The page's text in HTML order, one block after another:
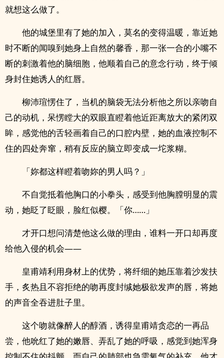
就想这么做了。
他的城堡里有了她的加入，莫名的变得温暖，靠近她
时不断的闻嗅到她身上自然的馨香，那一张一合的小嘴不
断的刺激着他的脑细胞，他顺着自己的意念行动，终于倾
身封住她诱人的红唇。
柳沛瑄愣住了，当机的脑袋无法分析他之所以亲吻自
己的动机，呆愣瞠大的双眼直瞪着他近距离放大的紧闭双
眸，感觉他的舌轻画着自己的口腔内壁，她的血液控制不
住的四处奔窜，稍有反应的脑立即变成一坨浆糊。
「妳都这样瞪着吻妳的男人吗？」
不自觉抵着他胸口的小拳头，感受到他胸膛明显的震
动，她眨了眨眼，脸红似樱。「你……」
才开口想问清楚他这么做的理由，谁料一开口却再度
给他入侵的机会——
皇甫靖利用身材上的优势，将纤细的她压靠着沙发扶
手，炙热且不容拒绝的吻再度封缄她极欲发声的唇，将她
的声音全吞进肚子里。
这个吻就像醉人的醇酒，诱得皇甫靖贪恋的一再品
尝，他吮红了她的嫩唇、弄乱了她的呼吸，感觉到她浑身